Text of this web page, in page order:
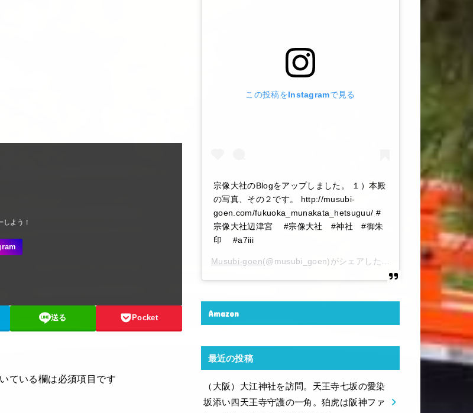
送る Pocket
ている欄は必須項目です
この投稿をInstagramで見る
宗像大社のBlogをアップしました。 １）本殿
の写真、その２です。 http://musubi-
goen.com/fukuoka_munakata_hetsuguu/ #
宗像大社辺津宮 #宗像大社 #神社 #御朱
印 #a7iii
Musubi-goen(@musubi_goen)がシェアした投稿 – 2020年 6月月6
Amazon
最近の投稿
（大阪）大江神社を訪問。天王寺七坂の愛染
坂添い四天王寺守護の一角。狛虎は阪神ファ